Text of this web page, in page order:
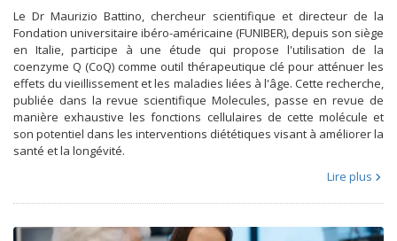
Le Dr Maurizio Battino, chercheur scientifique et directeur de la
Fondation universitaire ibéro-américaine (FUNIBER), depuis son siège
en Italie, participe à une étude qui propose l'utilisation de la
coenzyme Q (CoQ) comme outil thérapeutique clé pour atténuer les
effets du vieillissement et les maladies liées à l'âge. Cette recherche,
publiée dans la revue scientifique Molecules, passe en revue de
manière exhaustive les fonctions cellulaires de cette molécule et
son potentiel dans les interventions diététiques visant à améliorer la
santé et la longévité.
Lire plus